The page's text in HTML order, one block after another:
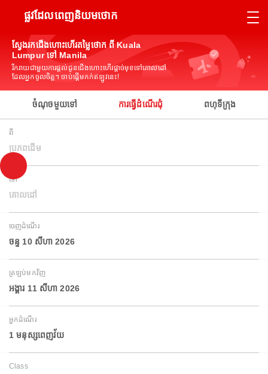
ផ្លូវដែលពេញនិយមថោក
ស្វែងរកជើងហោះហើរតម្លៃថោក ពី Kuala
Lumpur ទៅ Manila
រីករាយជាមួយការផ្តល់ជូនជើងហោះហើរផ្តាច់មុខទៅគោលដៅ
ដែលអ្នកចូលចិត្ត។ ចាប់ផ្តើមកក់ឥឡូវនេះ!
ចំណុចមួយទៅ ការធ្វើដំណើរជុំ ពហុទីក្រុង
ពី
ប្រភពដើម
ទៅ
គោលដៅ
ចេញដំណើរ
ចន្ទ 10 សីហា 2026
ត្រឡប់មកវិញ
អង្គារ 11 សីហា 2026
អ្នកដំណើរ
1 មនុស្សពេញវ័យ
Class